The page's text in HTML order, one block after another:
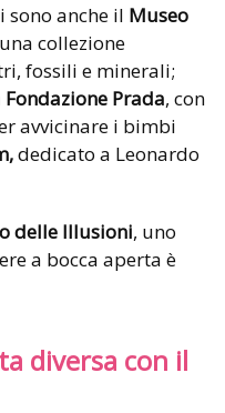
anche il Museo
collezione
fossili e minerali;
Prada, con
avvicinare i bimbi
dedicato a Leonardo
delle Illusioni, uno
a bocca aperta è
diversa con il